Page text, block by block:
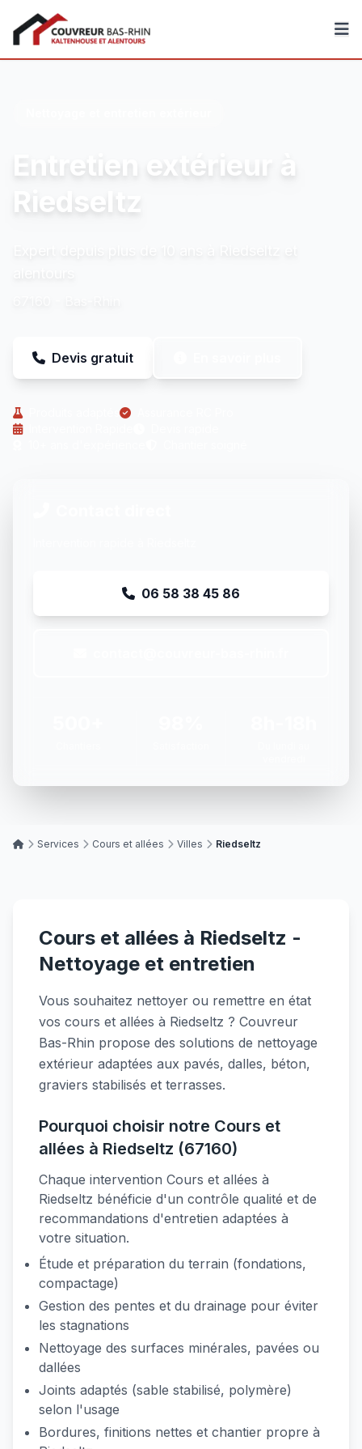
Couvreur Bas-Rhin
Entretien extérieur à
Riedseltz
Devis gratuit
06 58 38 45 86
Services Cours et allées Villes Riedseltz
Cours et allées à Riedseltz -
Nettoyage et entretien
Vous souhaitez nettoyer ou remettre en état
vos cours et allées à Riedseltz ? Couvreur
Bas-Rhin propose des solutions de nettoyage
extérieur adaptées aux pavés, dalles, béton,
graviers stabilisés et terrasses.
Pourquoi choisir notre Cours et
allées à Riedseltz (67160)
Chaque intervention Cours et allées à
Riedseltz bénéficie d'un contrôle qualité et de
recommandations d'entretien adaptées à
votre situation.
Étude et préparation du terrain (fondations,
compactage)
Gestion des pentes et du drainage pour éviter
les stagnations
Nettoyage des surfaces minérales, pavées ou
dallées
Joints adaptés (sable stabilisé, polymère)
selon l'usage
Bordures, finitions nettes et chantier propre à